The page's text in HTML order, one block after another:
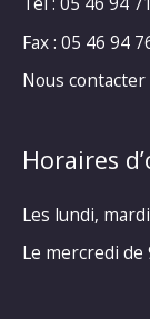
Fax : 05 46 94
Nous contacter
Horaires
Les lundi,
Le mercredi de